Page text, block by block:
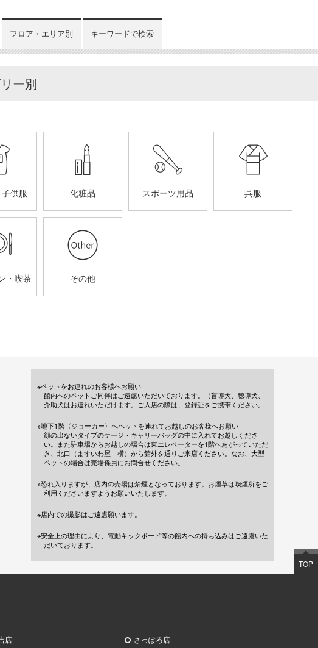
フロア・エリア別 キーワードで検索
ー別
供服 化粧品 スポーツ用品 呉服
・喫茶 その他
※ペットをお連れのお客様へお願い
館内へのペットご同伴はご遠慮いただいております。（盲導犬、聴導犬、
介助犬はお連れいただけます。ご入店の際は、登録証をご携帯ください。
※地下1階〈ジョーカー〉へペットを連れてお越しのお客様へお願い
顔の出ないタイプのケージ・キャリーバッグの中に入れてお越しくださ
い。また駐車場からお越しの場合は東エレベーターを1階へあがっていただ
き、北口（ますいわ屋 横）から館外を通りご来店ください。なお、大型
ペットの場合は売場係員にお問合せください。
※恐れ入りますが、店内の売場は禁煙となっております。お煙草は喫煙所をご
利用くださいますようお願いいたします。
※店内での撮影はご遠慮願います。
※安全上の理由により、電動キックボード等の館内への持ち込みはご遠慮いた
だいております。
TOP
店 さっぽろ店